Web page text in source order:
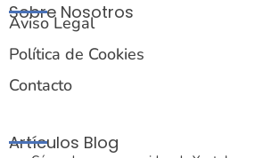
Sobre Nosotros
Aviso Legal
Política de Cookies
Contacto
Artículos Blog